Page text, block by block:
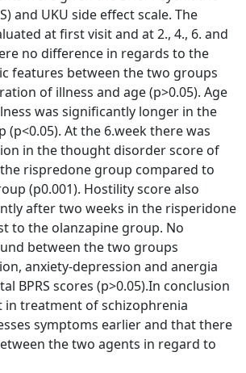
and UKU side effect scale. The
at first visit and at 2., 4., 6. and
no difference in regards to the
features between the two groups
of illness and age (p>0.05). Age
was significantly longer in the
At the 6.week there was
in the thought disorder score of
the rispredone group compared to
(p0.001). Hostility score also
after two weeks in the risperidone
to the olanzapine group. No
between the two groups
anxiety-depression and anergia
BPRS scores (p>0.05).In conclusion
in treatment of schizophrenia
symptoms earlier and that there
the two agents in regard to